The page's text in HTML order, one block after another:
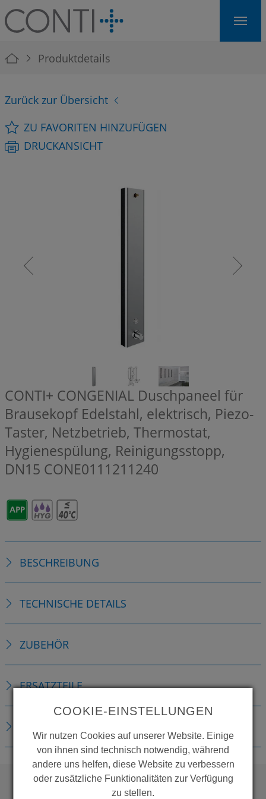
Skip to main navigation
Skip to main content
Skip to page footer
You are here:
Produktdetails
Zurück zur Übersicht
ZU FAVORITEN HINZUFÜGEN
DRUCKANSICHT
CONTI+ CONGENIAL Duschpaneel für
Brausekopf Edelstahl, elektrisch, Piezo-
Taster, Netzbetrieb, Thermostat,
Hygienespülung, Reinigungsstopp,
DN15 CONE0111211240
BESCHREIBUNG
TECHNISCHE DETAILS
ZUBEHÖR
ERSATZTEILE
COOKIE-EINSTELLUNGEN
Wir nutzen Cookies auf unserer Website. Einige
von ihnen sind technisch notwendig, während
andere uns helfen, diese Website zu verbessern
oder zusätzliche Funktionalitäten zur Verfügung
zu stellen.